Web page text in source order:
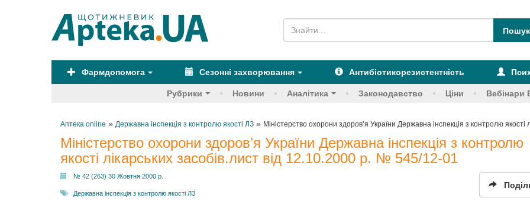
Фармдопомога Сезонні захворювання Антибіотикорезистентність
Рубрики Новини Аналітика Законодавство Ціни Вебінари
Аптека online » Державна інспекція з контролю якості ЛЗ » Міністерство охорони здоров’я України Державна інспекція з контролю
Міністерство охорони здоров’я України Державна інспекція з контролю
якості лікарських засобів.лист від 12.10.2000 р. № 545/12-01
№ 42 (263) 30 Жовтня 2000 р.
Державна інспекція з контролю якості ЛЗ